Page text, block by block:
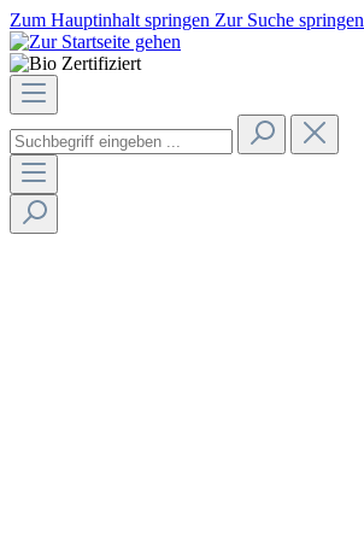
Zum Hauptinhalt springen Zur Suche springen